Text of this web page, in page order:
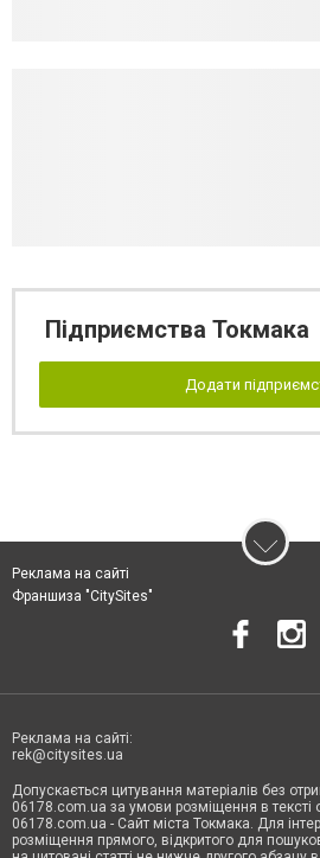
Підприємства Токмака
Додати
Реклама на сайті
Франшиза "CitySites"
Реклама на сайті:
rek@citysites.ua
Допускається цитування матеріалів без
06178.com.ua за умови розміщення в
06178.com.ua - Сайт міста Токмака. Для
розміщення прямого, відкритого для